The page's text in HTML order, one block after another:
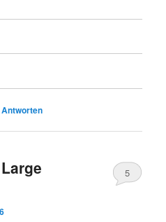
Antworten
5